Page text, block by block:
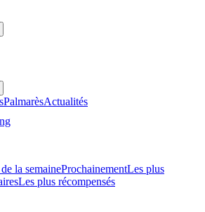
PalmarèsActualités
la semaineProchainementLes plus
Les plus récompensés